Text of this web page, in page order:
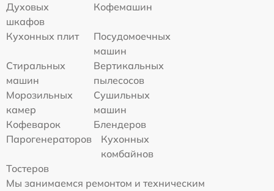
Духовых
шкафов
Кофемашин
Кухонных плит
Посудомоечных
машин
Стиральных
машин
Вертикальных
пылесосов
Морозильных
камер
Сушильных
машин
Кофеварок
Блендеров
Парогенераторов
Кухонных
комбайнов
Тостеров
Мы занимаемся ремонтом и техническим